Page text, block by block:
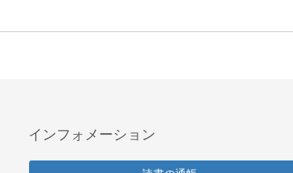
インフォメーション